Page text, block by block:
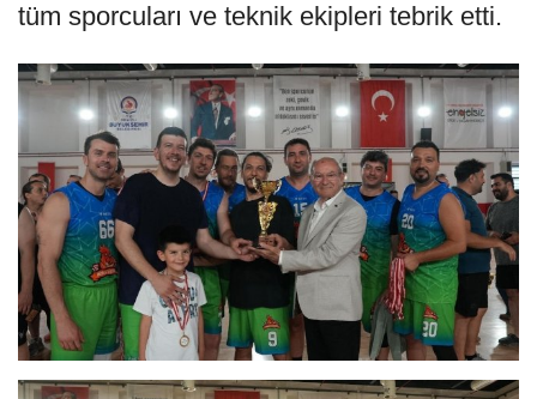
tüm sporcuları ve teknik ekipleri tebrik etti.